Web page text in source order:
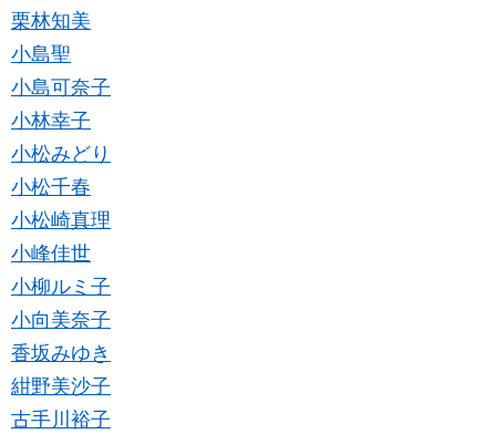
栗林知美
小島聖
小島可奈子
小林幸子
小松みどり
小松千春
小松崎真理
小峰佳世
小柳ルミ子
小向美奈子
香坂みゆき
紺野美沙子
古手川裕子